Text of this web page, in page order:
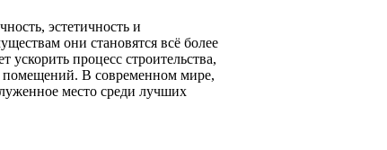
эстетичность и
они становятся всё более
процесс строительства,
помещений. В современном мире,
место среди лучших